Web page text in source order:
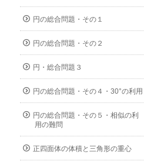
円の総合問題・その１
円の総合問題・その２
円・総合問題３
円の総合問題・その４・30°の利用
円の総合問題・その５・相似の利
用の難問
正四面体の体積と三角形の重心